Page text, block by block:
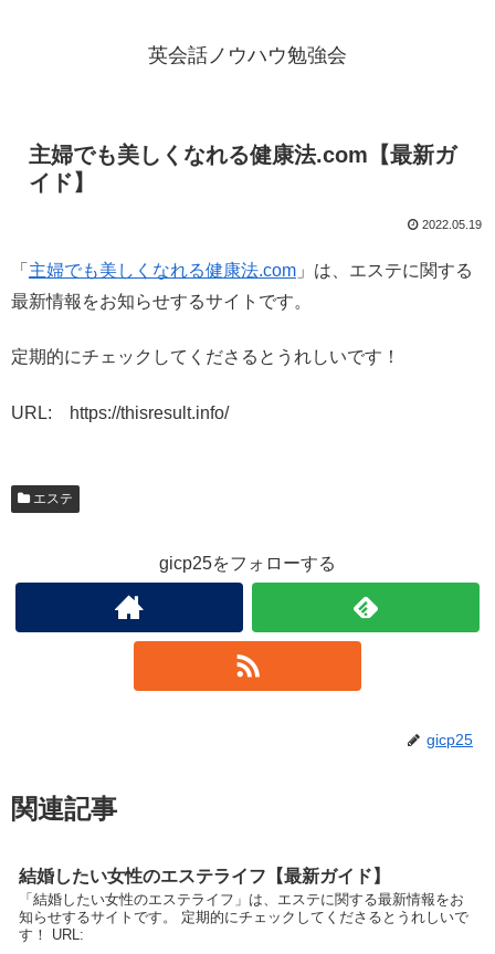
英会話ノウハウ勉強会
主婦でも美しくなれる健康法.com【最新ガ
イド】
2022.05.19
「 主婦でも美しくなれる健康法.com 」は、エステに関する
最新情報をお知らせするサイトです。
定期的にチェックしてくださるとうれしいです！
URL: https://thisresult.info/
エステ
gicp25をフォローする
gicp25
関連記事
結婚したい女性のエステライフ【最新ガイド】
「結婚したい女性のエステライフ」は、エステに関する最新情報をお
知らせするサイトです。 定期的にチェックしてくださるとうれしいで
す！ URL: